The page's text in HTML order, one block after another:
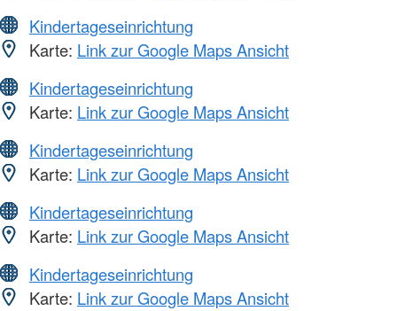
Kindertageseinrichtung
Karte: Link zur Google Maps Ansicht
Kindertageseinrichtung
Karte: Link zur Google Maps Ansicht
Kindertageseinrichtung
Karte: Link zur Google Maps Ansicht
Kindertageseinrichtung
Karte: Link zur Google Maps Ansicht
Kindertageseinrichtung
Karte: Link zur Google Maps Ansicht